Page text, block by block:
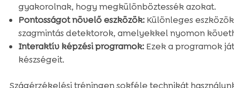
gyakorolnak, hogy megkülönböztessék azokat.
Pontosságot növelő eszközök:Különleges
szagmintás detektorok, amelyekkel nyomon
Interaktív képzési programok:Ezek a programok
készségeit.
Szágérzékelési tréningen sokféle technikát